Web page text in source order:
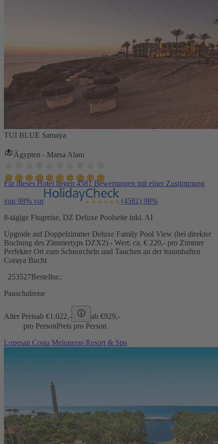
TUI BLUE Samaya
Ägypten - Marsa Alam
Für dieses Hotel liegen 4581 Bewertungen mit einer Zustimmung
von 98% vor (4581) 98%
8-tägige Flugreise, DZ Deluxe Poolseite inkl. AI
Upgrade auf Doppelzimmer Deluxe Family Pool View (bei direkter
Buchung des Zimmertyps DZX2) - Wert: ca. € 220,- pro Zimmer
Perfekter Ort zum Schnorcheln und Tauchen an der traumhaften
Coraya Bucht
253527Bestellnr.:
Pauschalreise
Alter Preisab €1.022,- ab €929,-
pro PersonPreis pro Person
Lopesan Costa Meloneras Resort & Spa